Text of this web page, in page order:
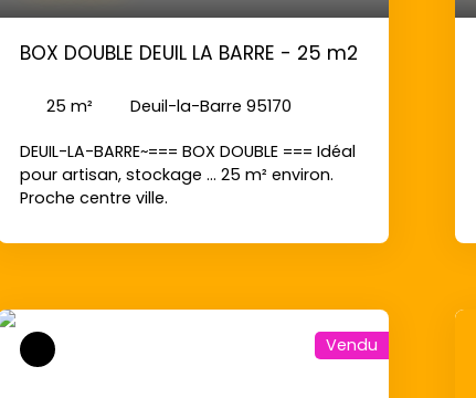
BOX DOUBLE DEUIL LA BARRE - 25 m2
25 m² Deuil-la-Barre 95170
DEUIL-LA-BARRE~=== BOX DOUBLE === Idéal
pour artisan, stockage ... 25 m² environ.
Proche centre ville.
Vendu